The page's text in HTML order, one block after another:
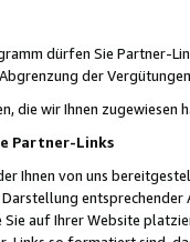
dürfen Sie Partner-
der
die wir Ihnen zugewiesen
Partner-Links
Ihnen von uns
auf Ihrer Website